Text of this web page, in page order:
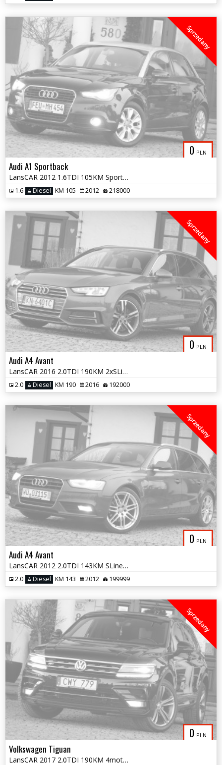
0 PLN
Sprzedany
Audi A1 Sportback
LansCAR 2012 1.6TDI 105KM Sport NaviGPS Skóra BiXenon LED PDC
1.6 Diesel KM 105 2012 218000
0 PLN
Sprzedany
Audi A4 Avant
LansCAR 2016 2.0TDI 190KM 2xSLine BangOlufsenNaviVirtualCocpit LED PDC
2.0 Diesel KM 190 2016 192000
0 PLN
Sprzedany
Audi A4 Avant
LansCAR 2012 2.0TDI 143KM SLine NaviGPS Skóra Chrom BiXenon LED
2.0 Diesel KM 143 2012 199999
0 PLN
Sprzedany
Volkswagen Tiguan
LansCAR 2017 2.0TDI 190KM 4motion RLine RadarVirtualCocpitKameraPdcLED